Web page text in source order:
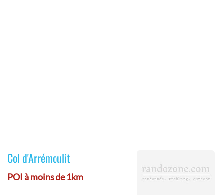
Col d'Arrémoulit
POI à moins de 1km